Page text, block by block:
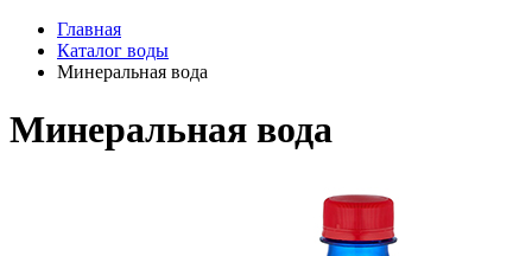
Главная
Каталог воды
Минеральная вода
Минеральная вода